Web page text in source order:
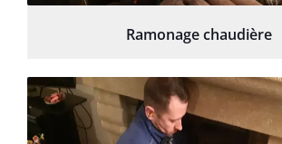
Ramonage chaudière